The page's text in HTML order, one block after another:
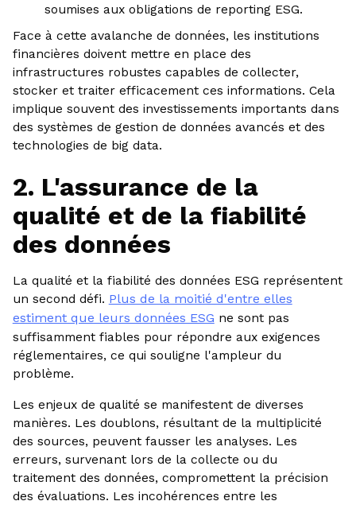
soumises aux obligations de reporting ESG.
Face à cette avalanche de données, les institutions
financières doivent mettre en place des
infrastructures robustes capables de collecter,
stocker et traiter efficacement ces informations. Cela
implique souvent des investissements importants dans
des systèmes de gestion de données avancés et des
technologies de big data.
2. L'assurance de la
qualité et de la fiabilité
des données
La qualité et la fiabilité des données ESG représentent
un second défi. Plus de la moitié d'entre elles
estiment que leurs données ESG ne sont pas
suffisamment fiables pour répondre aux exigences
réglementaires, ce qui souligne l'ampleur du
problème.
Les enjeux de qualité se manifestent de diverses
manières. Les doublons, résultant de la multiplicité
des sources, peuvent fausser les analyses. Les
erreurs, survenant lors de la collecte ou du
traitement des données, compromettent la précision
des évaluations. Les incohérences entre les